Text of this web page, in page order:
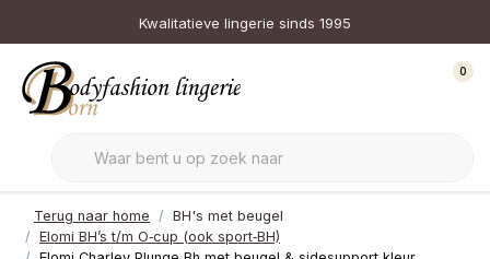
Kwalitatieve lingerie sinds 1995
0
Terug naar home
BH's met beugel
Elomi BH’s t/m O‑cup (ook sport‑BH)